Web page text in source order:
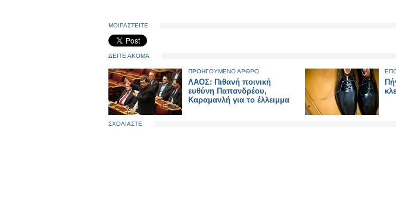
ΜΟΙΡΑΣΤΕΙΤΕ
ΔΕΙΤΕ ΑΚΟΜΑ
ΠΡΟΗΓΟΥΜΕΝΟ ΑΡΘΡΟ
ΛΑΟΣ: Πιθανή ποινική
ευθύνη Παπανδρέου,
Καραμανλή για το έλλειμμα
ΣΧΟΛΙΑΣΤΕ